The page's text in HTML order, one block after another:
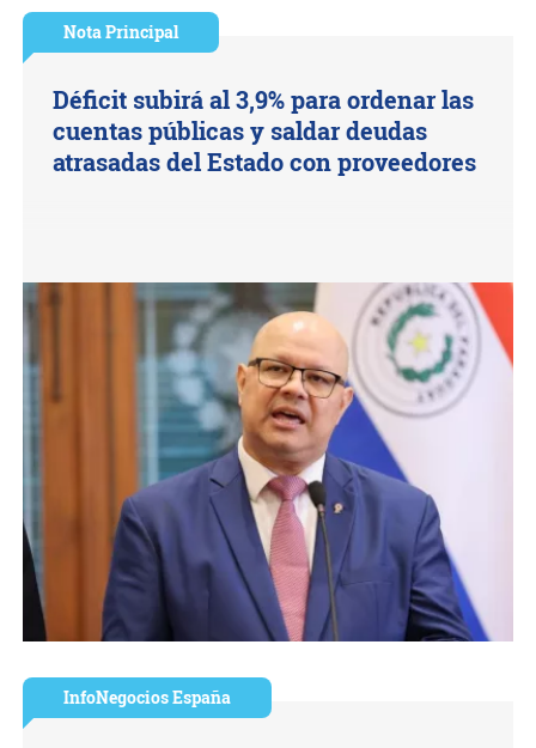
Nota Principal
Déficit subirá al 3,9% para ordenar las
cuentas públicas y saldar deudas
atrasadas del Estado con proveedores
InfoNegocios España